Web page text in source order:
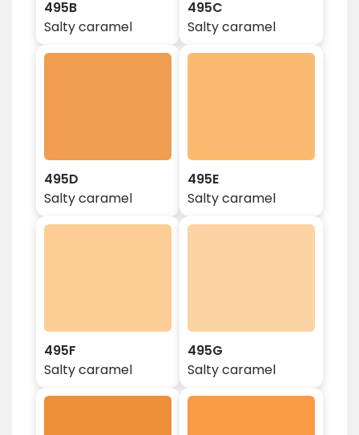
495B
Salty caramel
495C
Salty caramel
495D
Salty caramel
495E
Salty caramel
495F
Salty caramel
495G
Salty caramel